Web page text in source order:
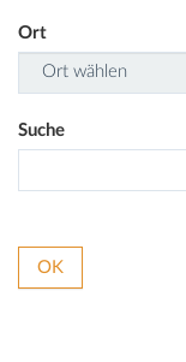
Ort
Suche
OK